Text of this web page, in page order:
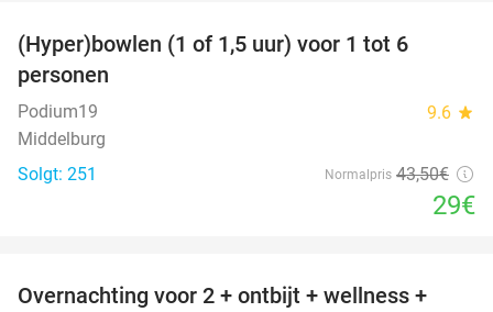
(Hyper)bowlen (1 of 1,5 uur) voor 1 tot 6
personen
Podium19 9.6 star
Middelburg
Solgt: 251
Normalpris 43,50€
29€
33%
Overnachting voor 2 + ontbijt + wellness +